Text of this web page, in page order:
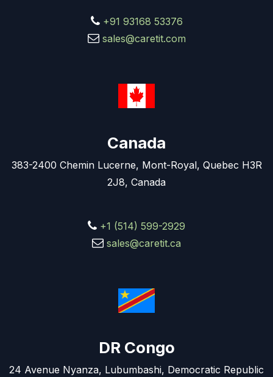
+91 93168 53376
sales@caretit.com
Canada
383-2400 Chemin Lucerne, Mont-Royal, Quebec H3R
2J8, Canada
+1 (514) 599-2929
sales@caretit.ca
DR Congo
24 Avenue Nyanza, Lubumbashi, Democratic Republic